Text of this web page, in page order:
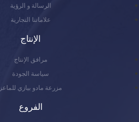
الرسالة و الرؤية
علاماتنا التجارية
الإنتاج
مرافق الإنتاج
سياسة الجودة
مزرعة مادو بيازي للماعز
الفروع